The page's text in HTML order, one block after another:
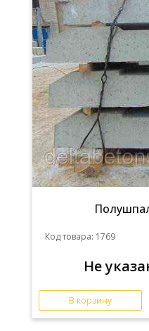
Код товара: 1769
Не
В корзину